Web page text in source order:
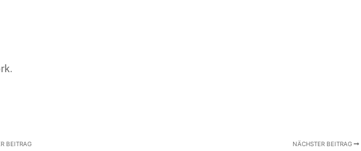
BEITRAG NÄCHSTER BEITRAG